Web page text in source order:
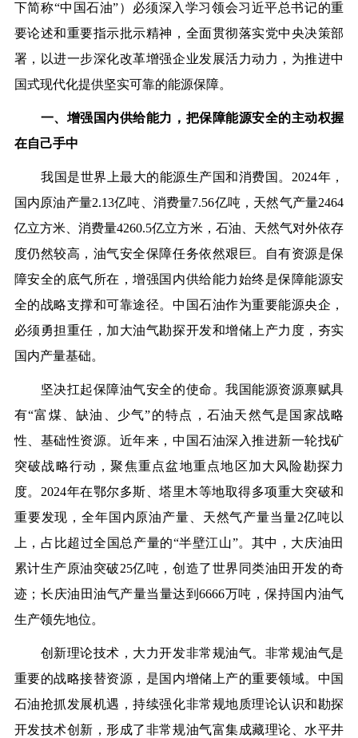
下简称“中国石油”）必须深入学习领会习近平总书记的重
要论述和重要指示批示精神，全面贯彻落实党中央决策部
署，以进一步深化改革增强企业发展活力动力，为推进中
国式现代化提供坚实可靠的能源保障。
一、增强国内供给能力，把保障能源安全的主动权握
在自己手中
我国是世界上最大的能源生产国和消费国。2024年，
国内原油产量2.13亿吨、消费量7.56亿吨，天然气产量2464
亿立方米、消费量4260.5亿立方米，石油、天然气对外依存
度仍然较高，油气安全保障任务依然艰巨。自有资源是保
障安全的底气所在，增强国内供给能力始终是保障能源安
全的战略支撑和可靠途径。中国石油作为重要能源央企，
必须勇担重任，加大油气勘探开发和增储上产力度，夯实
国内产量基础。
坚决扛起保障油气安全的使命。我国能源资源禀赋具
有“富煤、缺油、少气”的特点，石油天然气是国家战略
性、基础性资源。近年来，中国石油深入推进新一轮找矿
突破战略行动，聚焦重点盆地重点地区加大风险勘探力
度。2024年在鄂尔多斯、塔里木等地取得多项重大突破和
重要发现，全年国内原油产量、天然气产量当量2亿吨以
上，占比超过全国总产量的“半壁江山”。其中，大庆油田
累计生产原油突破25亿吨，创造了世界同类油田开发的奇
迹；长庆油田油气产量当量达到6666万吨，保持国内油气
生产领先地位。
创新理论技术，大力开发非常规油气。 非常规油气是
重要的战略接替资源，是国内增储上产的重要领域。中国
石油抢抓发展机遇，持续强化非常规地质理论认识和勘探
开发技术创新，形成了非常规油气富集成藏理论、水平井